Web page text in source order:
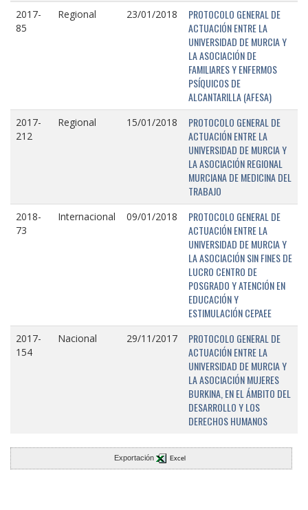
2017-
85
Regional 23/01/2018
PROTOCOLO GENERAL DE
ACTUACIÓN ENTRE LA
UNIVERSIDAD DE MURCIA Y
LA ASOCIACIÓN DE
FAMILIARES Y ENFERMOS
PSÍQUICOS DE
ALCANTARILLA (AFESA)
2017-
212
Regional 15/01/2018
PROTOCOLO GENERAL DE
ACTUACIÓN ENTRE LA
UNIVERSIDAD DE MURCIA Y
LA ASOCIACIÓN REGIONAL
MURCIANA DE MEDICINA DEL
TRABAJO
2018-
73
Internacional 09/01/2018
PROTOCOLO GENERAL DE
ACTUACIÓN ENTRE LA
UNIVERSIDAD DE MURCIA Y
LA ASOCIACIÓN SIN FINES DE
LUCRO CENTRO DE
POSGRADO Y ATENCIÓN EN
EDUCACIÓN Y
ESTIMULACIÓN CEPAEE
2017-
154
Nacional 29/11/2017
PROTOCOLO GENERAL DE
ACTUACIÓN ENTRE LA
UNIVERSIDAD DE MURCIA Y
LA ASOCIACIÓN MUJERES
BURKINA, EN EL ÁMBITO DEL
DESARROLLO Y LOS
DERECHOS HUMANOS
Exportación Excel